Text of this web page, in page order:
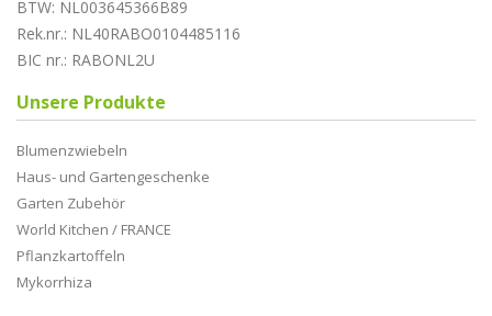
BTW: NL003645366B89
Rek.nr.: NL40RABO0104485116
BIC nr.: RABONL2U
Unsere Produkte
Blumenzwiebeln
Haus- und Gartengeschenke
Garten Zubehör
World Kitchen / FRANCE
Pflanzkartoffeln
Mykorrhiza